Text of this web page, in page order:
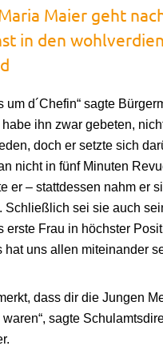
Maier geht
in den
um d´Chefin“ sagte
ihn zwar gebeten,
doch er setzte sich
nicht in fünf Minuten
er – stattdessen nahm er
Schließlich sei sie auch
erste Frau in höchster
hat uns allen miteinander
dass dir die Jungen
sagte